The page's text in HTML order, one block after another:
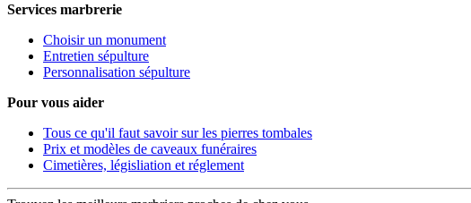
Services marbrerie
Choisir un monument
Entretien sépulture
Personnalisation sépulture
Pour vous aider
Tous ce qu'il faut savoir sur les pierres tombales
Prix et modèles de caveaux funéraires
Cimetières, législiation et réglement